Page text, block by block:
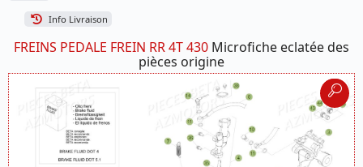
Info Livraison
FREINS PEDALE FREIN RR 4T 430 Microfiche eclatée des
pièces origine